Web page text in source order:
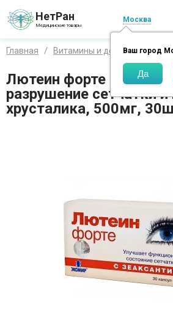
НетРан
Медицинские товары
Москва
Ваш город
Главная Витамины и добавки
Лютеин форте
разрушение сетчатки
хрусталика, 500мг,